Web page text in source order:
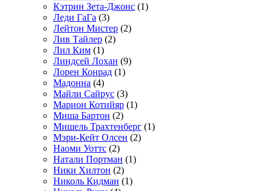
Кэтрин Зета-Джонс (1)
Леди ГаГа (3)
Лейтон Мистер (2)
Лив Тайлер (2)
Лил Ким (1)
Линдсей Лохан (9)
Лорен Конрад (1)
Мадонна (4)
Майли Сайрус (3)
Марион Котийяр (1)
Миша Бартон (2)
Мишель Трахтенберг (1)
Мэри-Кейт Олсен (2)
Наоми Уоттс (2)
Натали Портман (1)
Ники Хилтон (2)
Николь Кидман (1)